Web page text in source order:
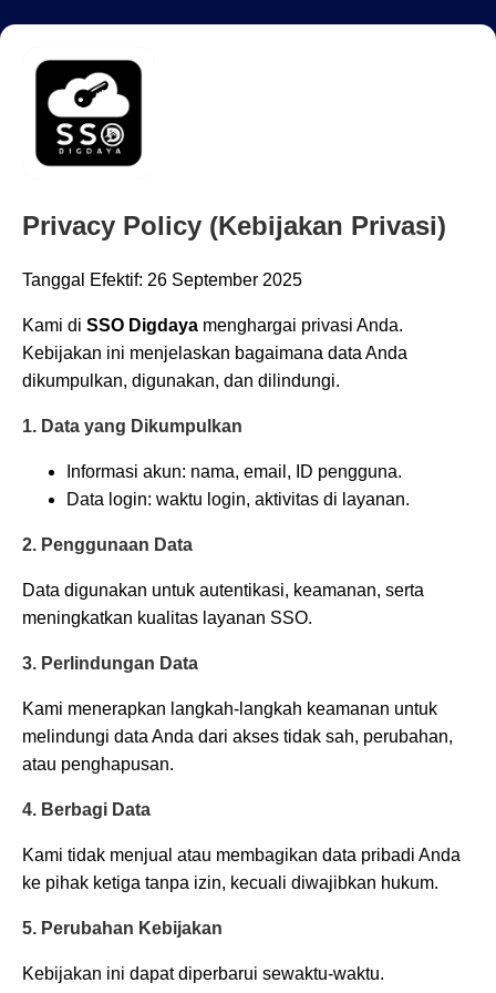
Privacy Policy (Kebijakan Privasi)
Tanggal Efektif: 26 September 2025
Kami di SSO Digdaya menghargai privasi Anda.
Kebijakan ini menjelaskan bagaimana data Anda
dikumpulkan, digunakan, dan dilindungi.
1. Data yang Dikumpulkan
Informasi akun: nama, email, ID pengguna.
Data login: waktu login, aktivitas di layanan.
2. Penggunaan Data
Data digunakan untuk autentikasi, keamanan, serta
meningkatkan kualitas layanan SSO.
3. Perlindungan Data
Kami menerapkan langkah-langkah keamanan untuk
melindungi data Anda dari akses tidak sah, perubahan,
atau penghapusan.
4. Berbagi Data
Kami tidak menjual atau membagikan data pribadi Anda
ke pihak ketiga tanpa izin, kecuali diwajibkan hukum.
5. Perubahan Kebijakan
Kebijakan ini dapat diperbarui sewaktu-waktu.